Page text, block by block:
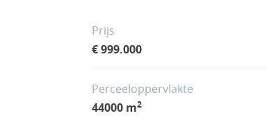
keramische vloeren, plafondvloer
Prijs
€ 999.000
Perceeloppervlakte
44000 m2